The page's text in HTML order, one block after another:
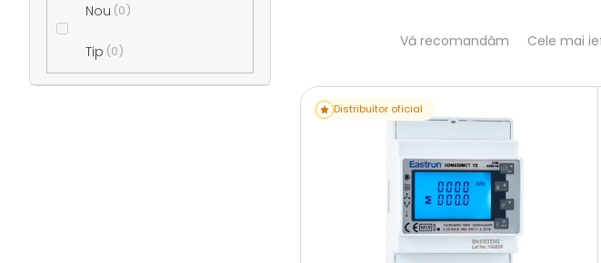
e
Nou 0
Tip 0
S
e
l
e
c
Vă recomandăm Cele mai
L
Distribuitor oficial